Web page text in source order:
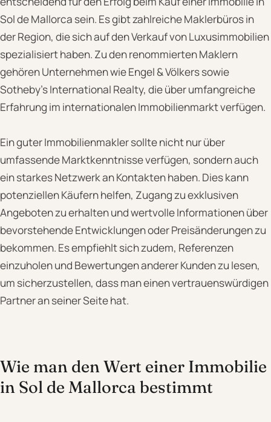
Sol de Mallorca sein. Es gibt zahlreiche Maklerbüros in
der Region, die sich auf den Verkauf von Luxusimmobilien
spezialisiert haben. Zu den renommierten Maklern
gehören Unternehmen wie Engel & Völkers sowie
Sotheby’s International Realty, die über umfangreiche
Erfahrung im internationalen Immobilienmarkt verfügen.
Ein guter Immobilienmakler sollte nicht nur über
umfassende Marktkenntnisse verfügen, sondern auch
ein starkes Netzwerk an Kontakten haben. Dies kann
potenziellen Käufern helfen, Zugang zu exklusiven
Angeboten zu erhalten und wertvolle Informationen über
bevorstehende Entwicklungen oder Preisänderungen zu
bekommen. Es empfiehlt sich zudem, Referenzen
einzuholen und Bewertungen anderer Kunden zu lesen,
um sicherzustellen, dass man einen vertrauenswürdigen
Partner an seiner Seite hat.
Wie man den Wert einer Immobilie
in Sol de Mallorca bestimmt